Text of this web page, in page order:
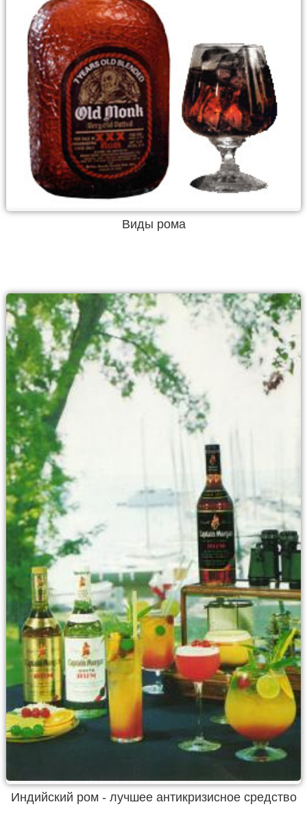
Виды рома
Индийский ром - лучшее антикризисное средство